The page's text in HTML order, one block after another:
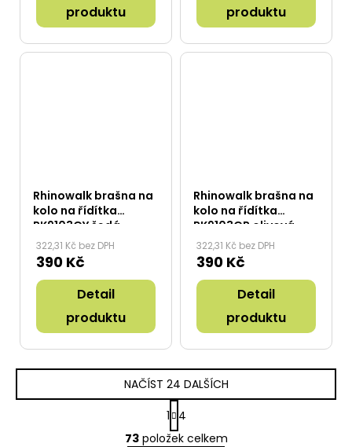
produktu
produktu
Rhinowalk brašna na
kolo na řídítka
RK9103GY šedá
322,31 Kč bez DPH
390 Kč
Detail
produktu
Rhinowalk brašna na
kolo na řídítka
RK9103GR olivová
322,31 Kč bez DPH
390 Kč
Detail
produktu
O
NAČÍST 24 DALŠÍCH
S
t
r
1
4
73položek celkem